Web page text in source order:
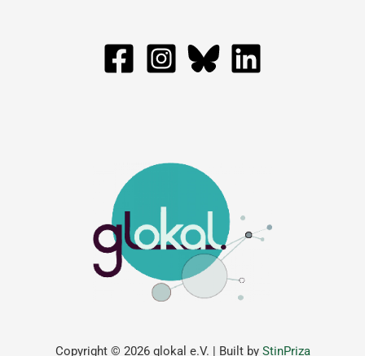
Copyright © 2026 glokal e.V. | Built by StinPriza